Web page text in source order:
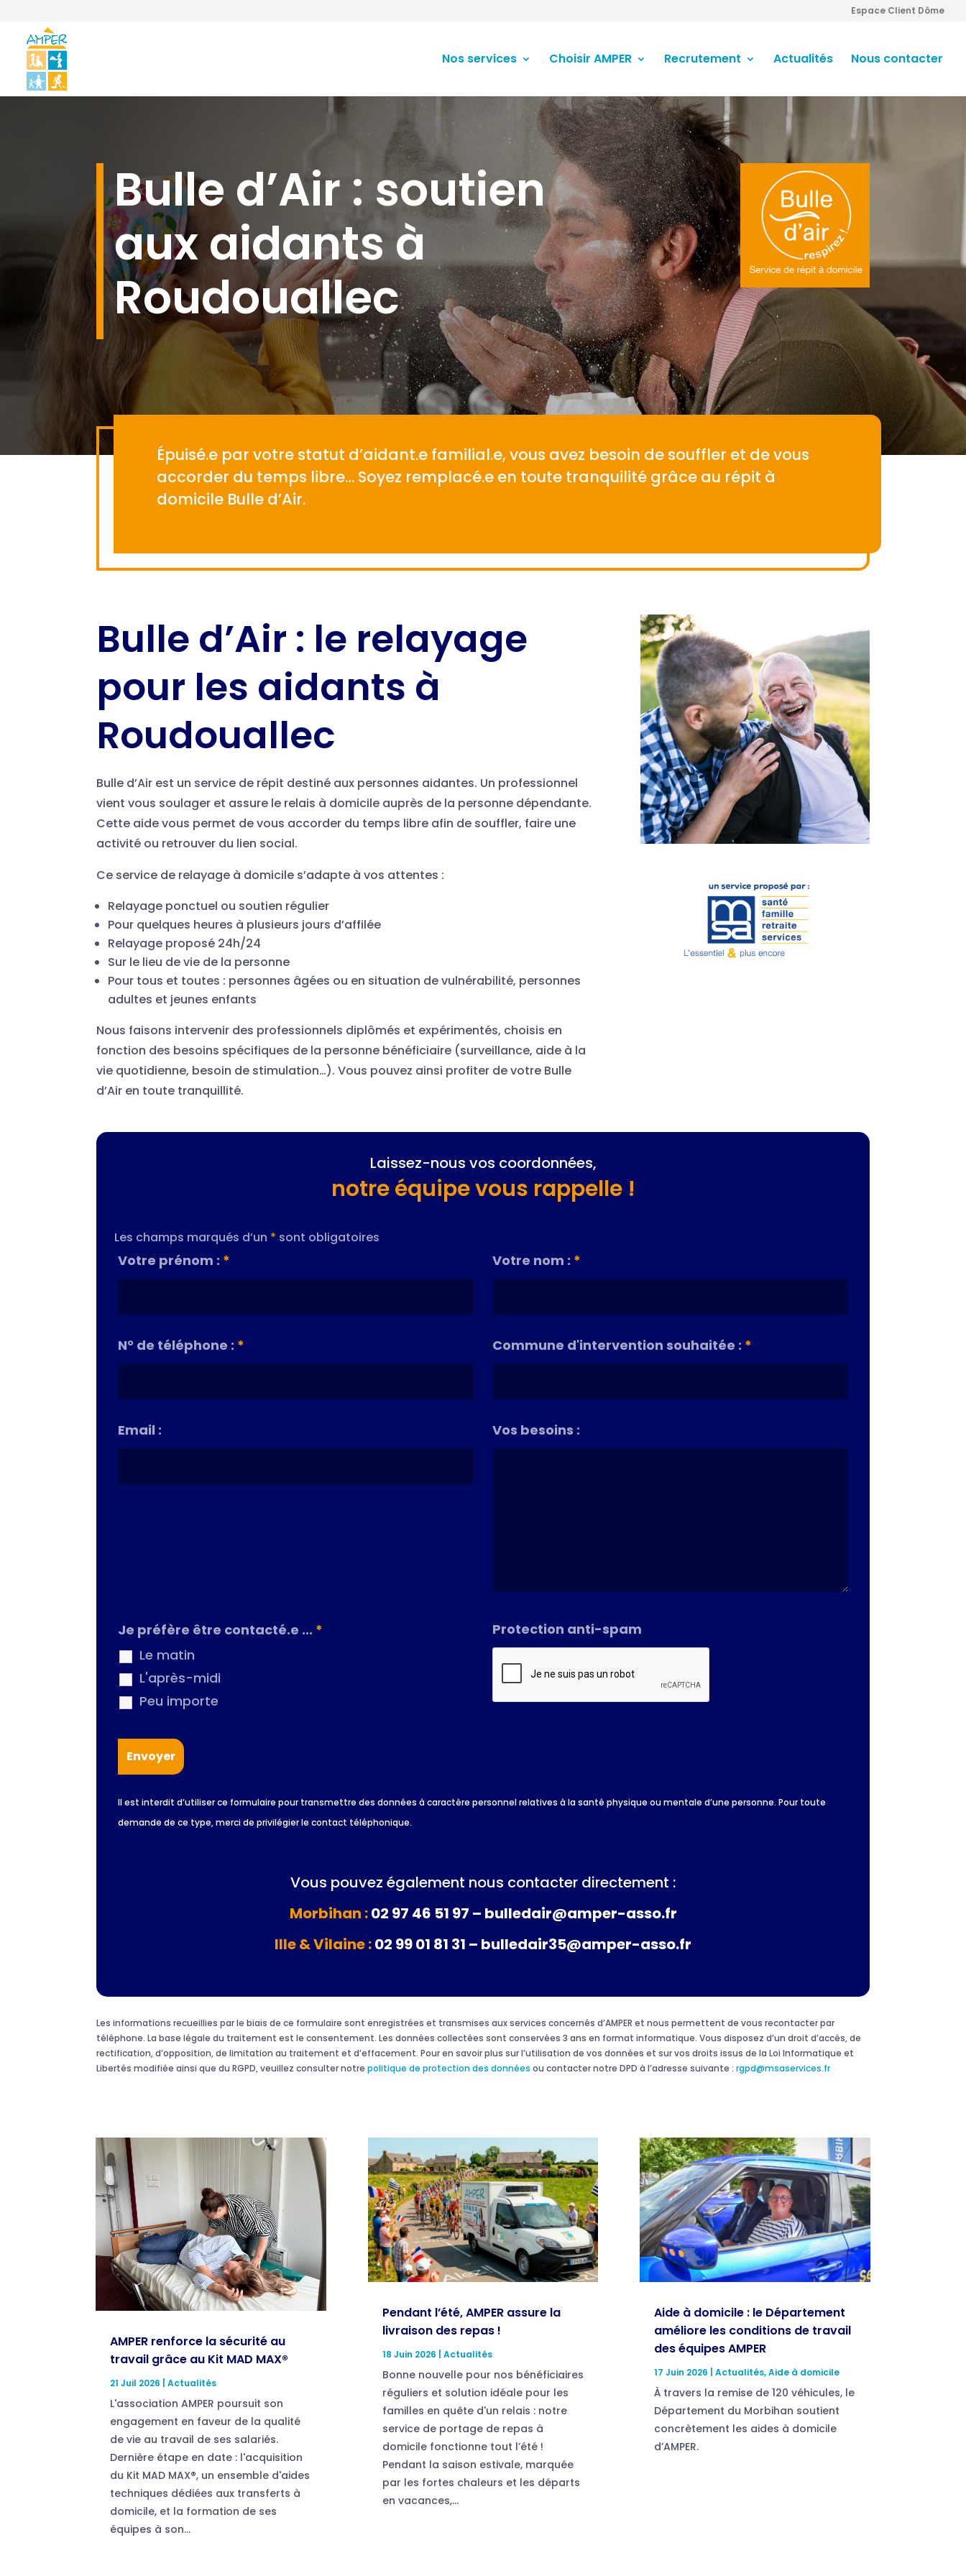
Espace Client Dôme
Nos services Choisir AMPER Recrutement Actualités Nous contacter
Bulle d’Air : soutien
aux aidants à
Roudouallec
Épuisé.e par votre statut d’aidant.e familial.e, vous avez besoin de souffler et de vous
accorder du temps libre… Soyez remplacé.e en toute tranquilité grâce au répit à
domicile Bulle d’Air.
Bulle d’Air : le relayage
pour les aidants à
Roudouallec
Bulle d’Air est un service de répit destiné aux personnes aidantes. Un professionnel
vient vous soulager et assure le relais à domicile auprès de la personne dépendante.
Cette aide vous permet de vous accorder du temps libre afin de souffler, faire une
activité ou retrouver du lien social.
Ce service de relayage à domicile s’adapte à vos attentes :
Relayage ponctuel ou soutien régulier
Pour quelques heures à plusieurs jours d’affilée
Relayage proposé 24h/24
Sur le lieu de vie de la personne
Pour tous et toutes : personnes âgées ou en situation de vulnérabilité, personnes
adultes et jeunes enfants
Nous faisons intervenir des professionnels diplômés et expérimentés, choisis en
fonction des besoins spécifiques de la personne bénéficiaire (surveillance, aide à la
vie quotidienne, besoin de stimulation…). Vous pouvez ainsi profiter de votre Bulle
d’Air en toute tranquillité.
Laissez-nous vos coordonnées,
notre équipe vous rappelle !
Les champs marqués d’un * sont obligatoires
Votre prénom : * Votre nom : *
N° de téléphone : * Commune d'intervention souhaitée : *
Email : Vos besoins :
Je préfère être contacté.e ... *
Le matin
L'après-midi
Peu importe
Protection anti-spam
Il est interdit d’utiliser ce formulaire pour transmettre des données à caractère personnel relatives à la santé physique ou mentale d’une personne. Pour toute
demande de ce type, merci de privilégier le contact téléphonique.
Vous pouvez également nous contacter directement :
Morbihan :02 97 46 51 97 – bulledair@amper-asso.fr
Ille & Vilaine :02 99 01 81 31 – bulledair35@amper-asso.fr
Les informations recueillies par le biais de ce formulaire sont enregistrées et transmises aux services concernés d’AMPER et nous permettent de vous recontacter par
téléphone. La base légale du traitement est le consentement. Les données collectées sont conservées 3 ans en format informatique. Vous disposez d’un droit d’accès, de
rectification, d’opposition, de limitation au traitement et d’effacement. Pour en savoir plus sur l’utilisation de vos données et sur vos droits issus de la Loi Informatique et
Libertés modifiée ainsi que du RGPD, veuillez consulter notrepolitique de protection des données ou contacter notre DPD à l’adresse suivante :rgpd@msaservices.fr
AMPER renforce la sécurité au
travail grâce au Kit MAD MAX®
21 Juil 2026 |Actualités
L'association AMPER poursuit son
engagement en faveur de la qualité
de vie au travail de ses salariés.
Dernière étape en date : l'acquisition
du Kit MAD MAX®, un ensemble d'aides
techniques dédiées aux transferts à
domicile, et la formation de ses
équipes à son...
Pendant l’été, AMPER assure la
livraison des repas !
18 Juin 2026 Actualités
Bonne nouvelle pour nos bénéficiaires
réguliers et solution idéale pour les
familles en quête d'un relais : notre
service de portage de repas à
domicile fonctionne tout l’été !
Pendant la saison estivale, marquée
par les fortes chaleurs et les départs
en vacances,...
Aide à domicile : le Département
améliore les conditions de travail
des équipes AMPER
17 Juin 2026 Actualités,Aide à domicile
À travers la remise de 120 véhicules, le
Département du Morbihan soutient
concrètement les aides à domicile
d’AMPER.